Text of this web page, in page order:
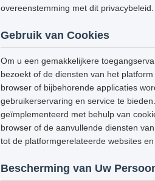
overeenstemming met dit privacybeleid.
Gebruik van Cookies
Om u een gemakkelijkere
bezoekt of de diensten van het
browser of bijbehorende applicaties
gebruikerservaring en service te
geïmplementeerd met behulp van
browser of de aanvullende diensten
tot de platformgerelateerde websites
Bescherming van Uw